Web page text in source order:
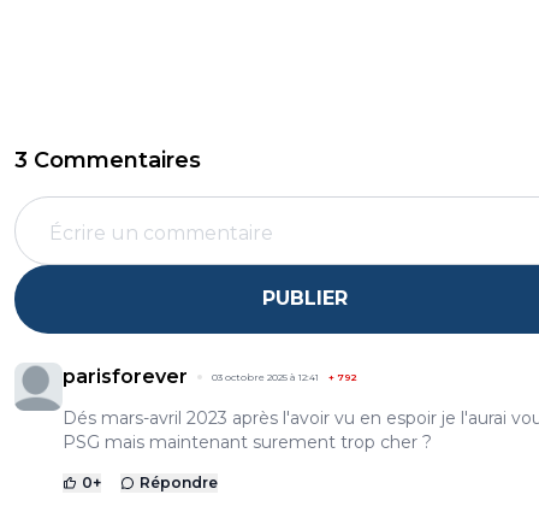
3 Commentaires
PUBLIER
parisforever 03 octobre 2025 à 12:41 + 792
Dés mars-avril 2023 après l'avoir vu en espoir je l'aurai
PSG mais maintenant surement trop cher ?
0+ Répondre